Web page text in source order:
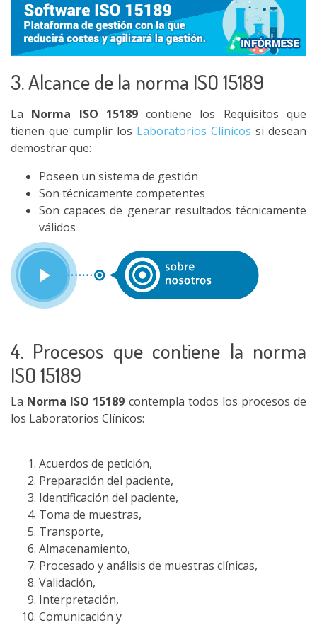
3. Alcance de la norma ISO 15189
La Norma ISO 15189contiene los Requisitos que
tienen que cumplir los Laboratorios Clínicos si desean
demostrar que:
Poseen un sistema de gestión
Son técnicamente competentes
Son capaces de generar resultados técnicamente
válidos
4. Procesos que contiene la norma
ISO 15189
La Norma ISO 15189 contempla todos los procesos de
los Laboratorios Clínicos:
Acuerdos de petición,
Preparación del paciente,
Identificación del paciente,
Toma de muestras,
Transporte,
Almacenamiento,
Procesado y análisis de muestras clínicas,
Validación,
Interpretación,
Comunicación y